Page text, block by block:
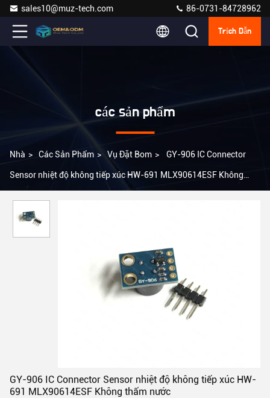
sales10@muz-tech.com 86-0731-84728962
Trích Dẫn
các sản phẩm
Nhà > Các Sản Phẩm > Vụ Đặt Bom > GY-906 IC Connector
Sensor nhiệt độ không tiếp xúc HW-691 MLX90614ESF Không
GY-906 IC Connector Sensor nhiệt độ không tiếp xúc HW-
691 MLX90614ESF Không thấm nước